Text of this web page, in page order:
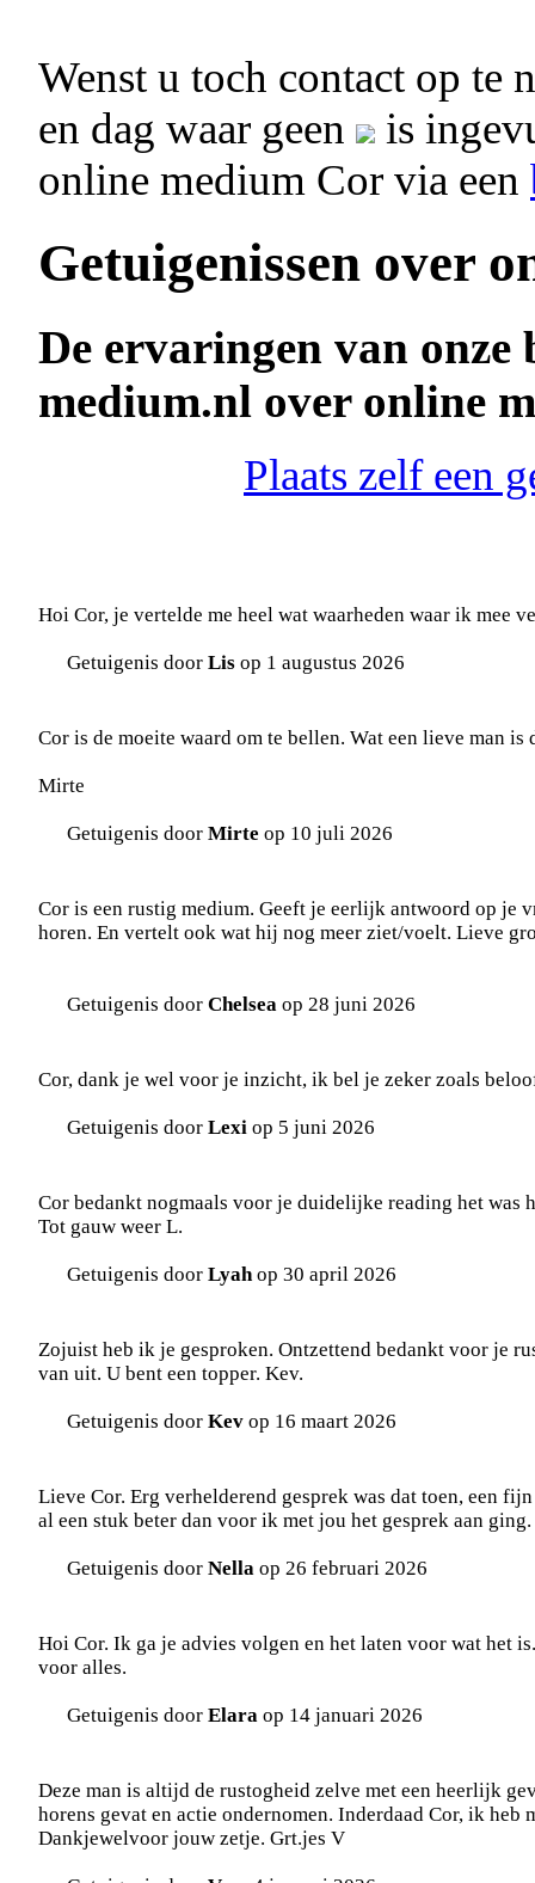
Wenst u toch contact op te
en dag waar geen
is
online medium Cor via een
Getuigenissen over
De ervaringen van onze
medium.nl over online
Plaats zelf een
Hoi Cor, je vertelde me heel wat waarheden waar ik mee
Getuigenis door Lis op 1 augustus 2026
Cor is de moeite waard om te bellen. Wat een lieve man
Mirte
Getuigenis door Mirte op 10 juli 2026
Cor is een rustig medium. Geeft je eerlijk antwoord op je
horen. En vertelt ook wat hij nog meer ziet/voelt. Lieve
Getuigenis door Chelsea op 28 juni 2026
Cor, dank je wel voor je inzicht, ik bel je zeker zoals
Getuigenis door Lexi op 5 juni 2026
Cor bedankt nogmaals voor je duidelijke reading het
Tot gauw weer L.
Getuigenis door Lyahop 30 april 2026
Zojuist heb ik je gesproken. Ontzettend bedankt voor je
van uit. U bent een topper. Kev.
Getuigenis door Kev op 16 maart 2026
Lieve Cor. Erg verhelderend gesprek was dat toen, een
al een stuk beter dan voor ik met jou het gesprek aan
Getuigenis door Nella op 26 februari 2026
Hoi Cor. Ik ga je advies volgen en het laten voor wat het
voor alles.
Getuigenis door Elara op 14 januari 2026
Deze man is altijd de rustogheid zelve met een heerlijk
horens gevat en actie ondernomen. Inderdaad Cor, ik
Dankjewelvoor jouw zetje. Grt.jes V